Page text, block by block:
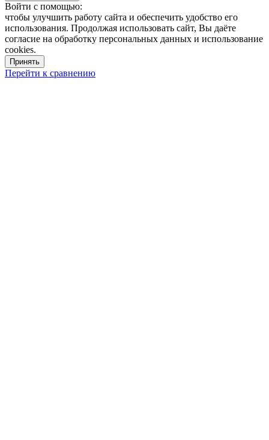
Войти с помощью:
чтобы улучшить работу сайта и обеспечить удобство его
использования. Продолжая использовать сайт, Вы даёте
согласие на обработку персональных данных и использование
cookies.
Принять
Перейти к сравнению